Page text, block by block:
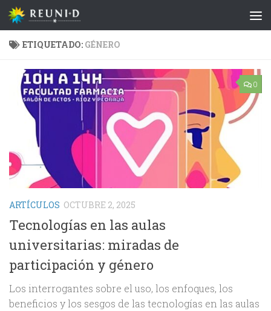
Saltar al contenido
ETIQUETADO: GÉNERO
0
ARTÍCULOS OCTUBRE 2, 2025
Tecnologías en las aulas
universitarias: miradas de
participación y género
Los interrogantes sobre el uso, los enfoques, los
beneficios y los sesgos de las tecnologías en las aulas